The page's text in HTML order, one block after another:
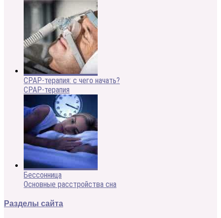
CPAP-терапия: с чего начать?
CPAP-терапия
Бессонница
Основные расстройства сна
Разделы сайта